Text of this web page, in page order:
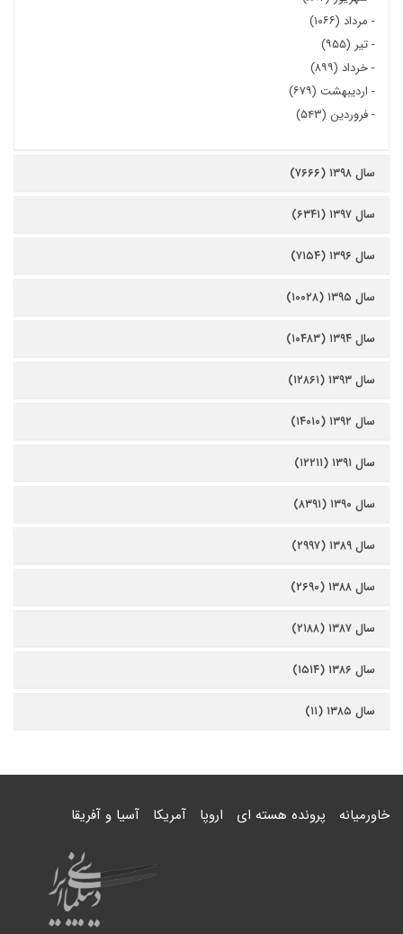
- مرداد (۱۰۶۶)
-تیر (۹۵۵)
-خرداد (۸۹۹)
- اردیبهشت (۶۷۹)
-فروردین (۵۴۳)
سال ۱۳۹۸ (۷۶۶۶)
سال ۱۳۹۷ (۶۳۴۱)
سال ۱۳۹۶ (۷۱۵۴)
سال ۱۳۹۵ (۱۰۰۲۸)
سال ۱۳۹۴ (۱۰۴۸۳)
سال ۱۳۹۳ (۱۲۸۶۱)
سال ۱۳۹۲ (۱۴۰۱۰)
سال ۱۳۹۱ (۱۲۲۱۱)
سال ۱۳۹۰ (۸۳۹۱)
سال ۱۳۸۹ (۲۹۹۷)
سال ۱۳۸۸ (۲۶۹۰)
سال ۱۳۸۷ (۲۱۸۸)
سال ۱۳۸۶ (۱۵۱۴)
سال ۱۳۸۵ (۱۱)
خاورمیانه پرونده هسته ای اروپا آمریکا آسیا و آفریقا